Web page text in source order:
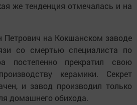
же тенденция отмечалась и на
Петрович на Кокшанском заводе
со смертью специалиста по
постепенно прекратил свою
керамики. Секрет
и завод производил только
домашнего обихода.